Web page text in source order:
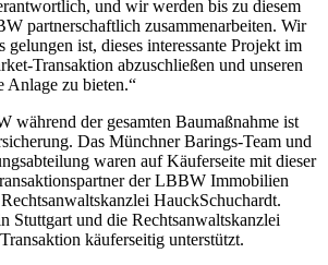
und wir werden bis zu diesem
partnerschaftlich zusammenarbeiten. Wir
gelungen ist, dieses interessante Projekt im
Transaktion abzuschließen und unseren
Anlage zu bieten.“
während der gesamten Baumaßnahme ist
Das Münchner Barings-Team und
waren auf Käuferseite mit dieser
der LBBW Immobilien
HauckSchuchardt.
Stuttgart und die Rechtsanwaltskanzlei
käuferseitig unterstützt.